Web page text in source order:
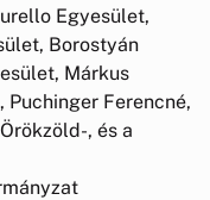
Egyesület,
Borostyán
Márkus
Ferencné,
, és a